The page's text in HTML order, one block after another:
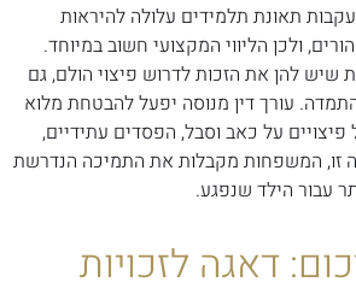
תאונת תלמידים עלולה להיראות
ולכן הליווי המקצועי חשוב במיוחד.
להן את הזכות לדרוש פיצוי הולם, גם
עורך דין מנוסה יפעל להבטחת מלוא
פיצויים על כאב וסבל, הפסדים עתידיים,
זו, המשפחות מקבלות את התמיכה הנדרשת
עבור הילד שנפגע.
דאגה לזכויות